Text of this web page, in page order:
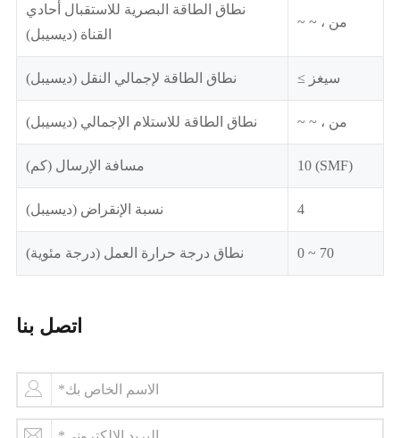
نطاق الطاقة البصرية للاستقبال أحادي
القناة (ديسيبل)
~ ~ ، من
نطاق الطاقة لإجمالي النقل (ديسيبل) ≤ سيغز
نطاق الطاقة للاستلام الإجمالي (ديسيبل) ~ ~ ، من
مسافة الإرسال (كم) 10 (SMF)
نسبة الإنقراض (ديسيبل) 4
نطاق درجة حرارة العمل (درجة مئوية) 0 ~ 70
اتصل بنا